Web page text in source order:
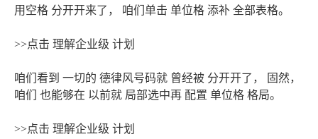
用空格 分开开来了， 咱们单击 单位格 添补 全部表格。
>>点击 理解企业级 计划
咱们看到 一切的 德律风号码就 曾经被 分开开了， 固然，
咱们 也能够在 以前就 局部选中再 配置 单位格 格局。
>>点击 理解企业级 计划